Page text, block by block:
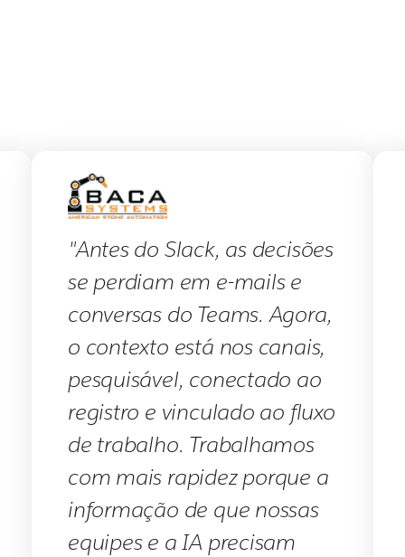
"Antes do Slack, as decisões
se perdiam em e-mails e
conversas do Teams. Agora,
o contexto está nos canais,
pesquisável, conectado ao
registro e vinculado ao fluxo
de trabalho. Trabalhamos
com mais rapidez porque a
informação de que nossas
equipes e a IA precisam